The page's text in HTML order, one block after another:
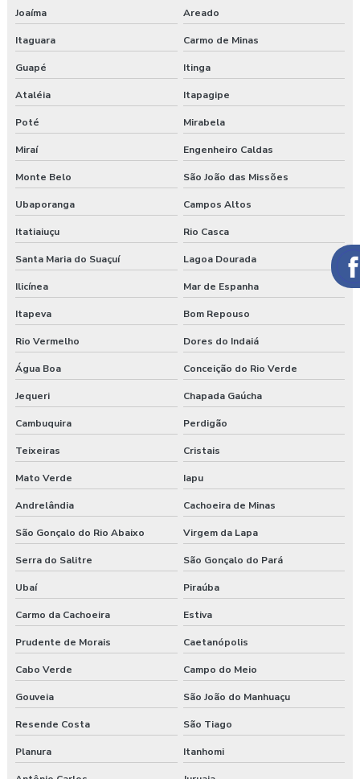
Joaíma Areado
Itaguara Carmo de Minas
Guapé Itinga
Ataléia Itapagipe
Poté Mirabela
Miraí Engenheiro Caldas
Monte Belo São João das Missões
Ubaporanga Campos Altos
Itatiaiuçu Rio Casca
Santa Maria do Suaçuí Lagoa Dourada
Ilicínea Mar de Espanha
Itapeva Bom Repouso
Rio Vermelho Dores do Indaiá
Água Boa Conceição do Rio Verde
Jequeri Chapada Gaúcha
Cambuquira Perdigão
Teixeiras Cristais
Mato Verde Iapu
Andrelândia Cachoeira de Minas
São Gonçalo do Rio Abaixo Virgem da Lapa
Serra do Salitre São Gonçalo do Pará
Ubaí Piraúba
Carmo da Cachoeira Estiva
Prudente de Morais Caetanópolis
Cabo Verde Campo do Meio
Gouveia São João do Manhuaçu
Resende Costa São Tiago
Planura Itanhomi